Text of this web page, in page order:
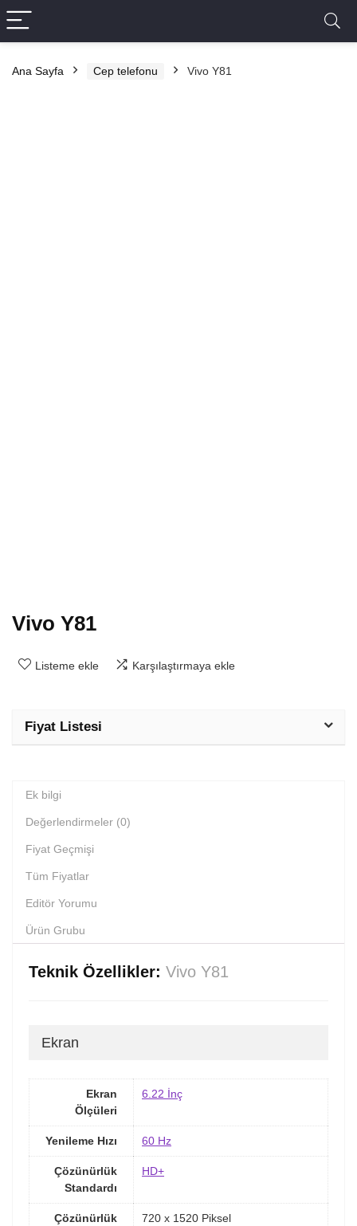
Ana Sayfa Cep telefonu Vivo Y81
Vivo Y81
Listeme ekle Karşılaştırmaya ekle
Fiyat Listesi
Ek bilgi
Değerlendirmeler (0)
Fiyat Geçmişi
Tüm Fiyatlar
Editör Yorumu
Ürün Grubu
Teknik Özellikler: Vivo Y81
Ekran
Ekran
Ölçüleri
6.22 İnç
Yenileme Hızı 60 Hz
Çözünürlük
Standardı
HD+
Çözünürlük 720 x 1520 Piksel